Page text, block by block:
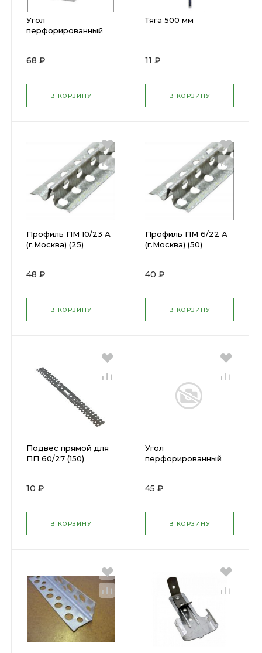
Угол
перфорированный
68 ₽
В КОРЗИНУ
Тяга 500 мм
11 ₽
В КОРЗИНУ
Профиль ПМ 10/23 А
(г.Москва) (25)
48 ₽
В КОРЗИНУ
Профиль ПМ 6/22 А
(г.Москва) (50)
40 ₽
В КОРЗИНУ
Подвес прямой для
ПП 60/27 (150)
10 ₽
В КОРЗИНУ
Угол
перфорированный
20х20мм 3м
45 ₽
В КОРЗИНУ